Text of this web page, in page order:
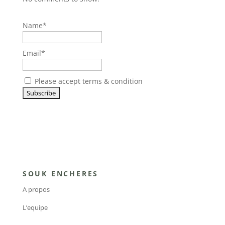
Name*
Email*
Please accept terms & condition
SOUK ENCHERES
A propos
L’equipe